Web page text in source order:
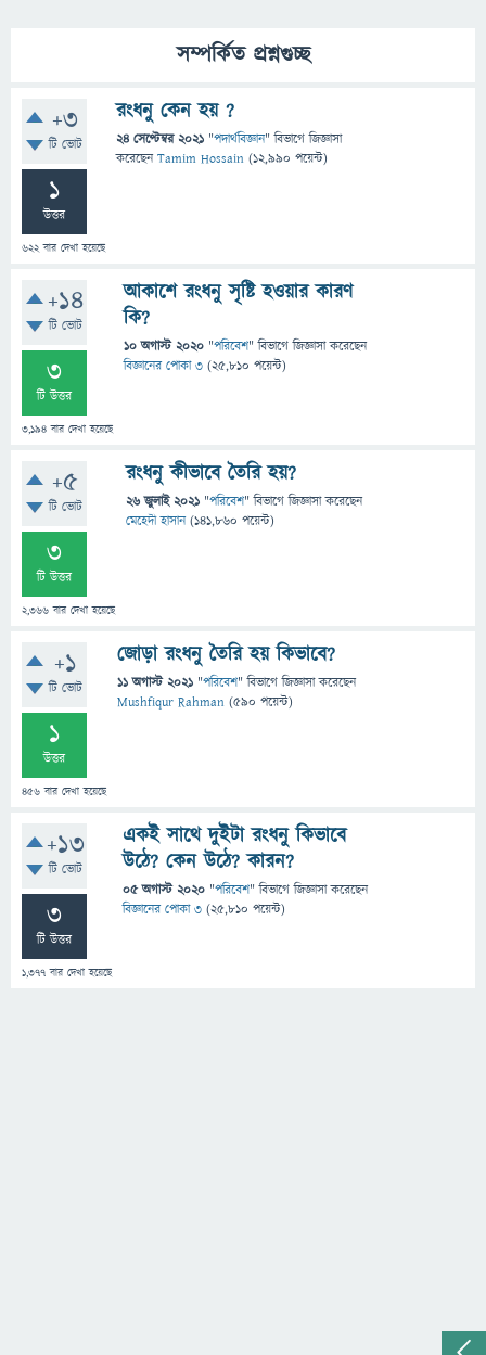
সম্পর্কিত প্রশ্নগুচ্ছ
+3
টি ভোট
1
উত্তর
622বার দেখা হয়েছে
রংধনু কেন হয় ?
24 সেপ্টেম্বর 2021 "পদার্থবিজ্ঞান" বিভাগে জিজ্ঞাসা
করেছেনTamim Hossain (12,990 পয়েন্ট)
+14
টি ভোট
3
টি উত্তর
3,194 বার দেখা হয়েছে
আকাশে রংধনু সৃষ্টি হওয়ার কারণ
কি?
10 অগাস্ট 2020 "পরিবেশ" বিভাগে জিজ্ঞাসাকরেছেন
বিজ্ঞানের পোকা ৩ (25,810 পয়েন্ট)
+5
টি ভোট
3
টি উত্তর
2,366 বার দেখা হয়েছে
রংধনু কীভাবে তৈরি হয়?
26 জুলাই 2021 "পরিবেশ" বিভাগে জিজ্ঞাসাকরেছেন
মেহেদী হাসান (141,860 পয়েন্ট)
+1
টি ভোট
1
উত্তর
456 বার দেখা হয়েছে
জোড়া রংধনু তৈরি হয় কিভাবে?
11 অগাস্ট 2021 "পরিবেশ" বিভাগে জিজ্ঞাসাকরেছেন
Mushfiqur Rahman (590 পয়েন্ট)
+13
টি ভোট
3
টি উত্তর
1,377 বার দেখা হয়েছে
একই সাথে দুইটা রংধনু কিভাবে
উঠে? কেন উঠে? কারন?
05 অগাস্ট 2020 "পরিবেশ" বিভাগে জিজ্ঞাসাকরেছেন
বিজ্ঞানের পোকা ৩ (25,810 পয়েন্ট)